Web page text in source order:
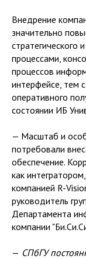
Внедрение
значительно
стратегического
процессами,
процессов
интерфейсе, тем
оперативного
состоянии ИБ
— Масштаб и
потребовали
обеспечение.
как
компанией R-
руководитель
Департамента
компании
— СПбГУ